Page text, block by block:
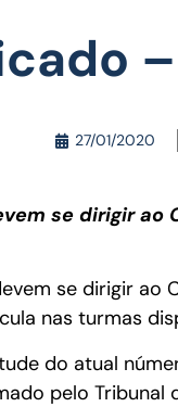
27/01/2020
se dirigir
se dirigir
nas turmas
do atual
pelo